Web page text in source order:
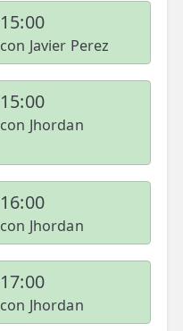
15:00
con Javier Perez
15:00
con Jhordan
16:00
con Jhordan
17:00
con Jhordan